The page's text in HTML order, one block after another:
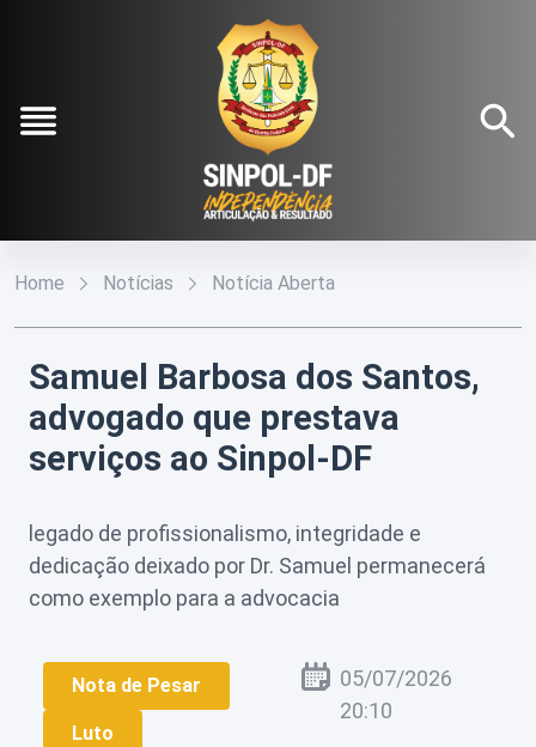
Pular para o Conteúdo principal
Sinpol-
Diretoria
Executiva
Estatuto
Social
Perguntas
Frequentes
Notícias
Galeria
Fale
Filie-
se
Home Notícias Notícia Aberta
Samuel Barbosa dos Santos,
advogado que prestava
serviços ao Sinpol-DF
legado de profissionalismo, integridade e
dedicação deixado por Dr. Samuel permanecerá
como exemplo para a advocacia
Nota de Pesar
Luto
05/07/2026
20:10